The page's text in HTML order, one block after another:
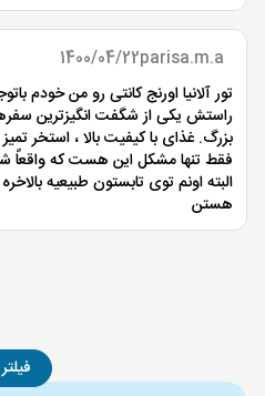
فیلتر
parisa.m.a
1400/04/22
تور آلانیا اورنج کانتی رو من خودم
راستش یکی از شگفت انگیزترین
بزرگ. غذای با کیفیت بالا ، استخر
فقط تنها مشکل این هست که واقعاً
البته اونم توی تابستون طبیعیه
هستن